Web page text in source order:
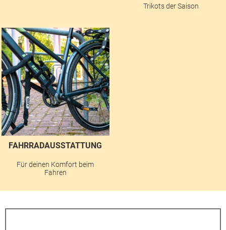
Trikots der Saison
FAHRRADAUSSTATTUNG
Für deinen Komfort beim
Fahren